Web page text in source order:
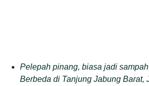
Pelepah pinang, biasa jadi
Berbeda di Tanjung Jabung Barat,